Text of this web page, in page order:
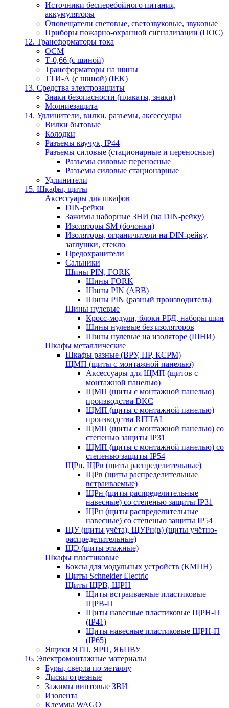
Источники бесперебойного питания,
аккумуляторы
Оповещатели световые, светозвуковые, звуковые
Приборы пожарно-охранной сигнализации (ПОС)
12. Трансформаторы тока
ОСМ
Т-0,66 (с шиной)
Трансформаторы на шины
ТТИ-А (с шиной) (IEK)
13. Средства электрозащиты
Знаки безопасности (плакаты, знаки)
Молниезащита
14. Удлинители, вилки, разъемы, аксессуары
Вилки бытовые
Колодки
Разъемы каучук, IP44
Разъемы силовые (стационарные и переносные)
Разъемы силовые переносные
Разъемы силовые стационарные
Удлинители
15. Шкафы, щиты
Аксессуары для шкафов
DIN-рейки
Зажимы наборные ЗНИ (на DIN-рейку)
Изоляторы SM (бочонки)
Изоляторы, ограничители на DIN-рейку,
заглушки, стекло
Предохранители
Сальники
Шины PIN, FORK
Шины FORK
Шины PIN (АВВ)
Шины PIN (разный производитель)
Шины нулевые
Кросс-модули, блоки РБД, наборы шин
Шины нулевые без изоляторов
Шины нулевые на изоляторе (ШНИ)
Шкафы металлические
Шкафы разные (ВРУ, ПР, КСРМ)
ЩМП (щиты с монтажной панелью)
Аксессуары для ЩМП (щитов с
монтажной панелью)
ЩМП (щиты с монтажной панелью)
производства DKC
ЩМП (щиты с монтажной панелью)
производства RITTAL
ЩМП (щиты с монтажной панелью) со
степенью защиты IP31
ЩМП (щиты с монтажной панелью) со
степенью защиты IP54
ЩРн, ЩРв (щиты распределительные)
ЩРв (щиты распределительные
встраиваемые)
ЩРн (щиты распределительные
навесные) со степенью защиты IP31
ЩРн (щиты распределительные
навесные) со степенью защиты IP54
ЩУ (щиты учёта), ЩУРн(в) (щиты учётно-
распределительные)
ЩЭ (щиты этажные)
Шкафы пластиковые
Боксы для модульных устройств (КМПН)
Щиты Schneider Electric
Щиты ЩРВ, ЩРН
Щиты встраиваемые пластиковые
ЩРВ-П
Щиты навесные пластиковые ЩРН-П
(IP41)
Щиты навесные пластиковые ЩРН-П
(IP65)
Ящики ЯТП, ЯРП, ЯБПВУ
16. Электромонтажные материалы
Буры, сверла по металлу
Диски отрезные
Зажимы винтовые ЗВИ
Изолента
Клеммы WAGO